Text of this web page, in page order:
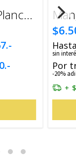
Libro de recetas La Planchetta
sin
Por
-20%
+